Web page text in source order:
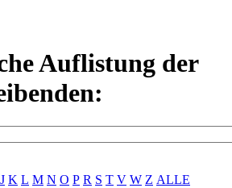
Auflistung der
J K L M N O P R S T V W Z ALLE